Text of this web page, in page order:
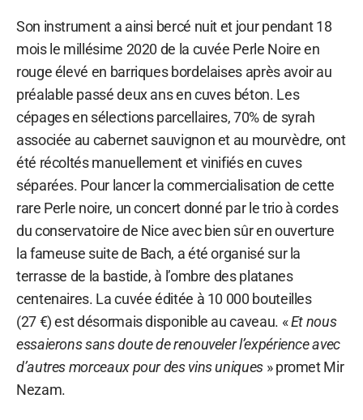
Son instrument a ainsi bercé nuit et jour pendant 18
mois le millésime 2020 de la cuvée Perle Noire en
rouge élevé en barriques bordelaises après avoir au
préalable passé deux ans en cuves béton. Les
cépages en sélections parcellaires, 70% de syrah
associée au cabernet sauvignon et au mourvèdre, ont
été récoltés manuellement et vinifiés en cuves
séparées. Pour lancer la commercialisation de cette
rare Perle noire, un concert donné par le trio à cordes
du conservatoire de Nice avec bien sûr en ouverture
la fameuse suite de Bach, a été organisé sur la
terrasse de la bastide, à l’ombre des platanes
centenaires. La cuvée éditée à 10 000 bouteilles
(27 €) est désormais disponible au caveau. «Et nous
essaierons sans doute de renouveler l’expérience avec
d’autres morceaux pour des vins uniques » promet Mir
Nezam.